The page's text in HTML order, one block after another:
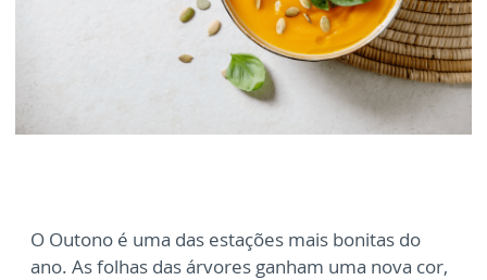
O Outono é uma das estações mais bonitas do
ano. As folhas das árvores ganham uma nova cor,